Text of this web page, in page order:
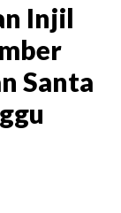
Injil
Santa